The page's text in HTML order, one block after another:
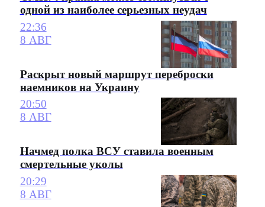
одной из наиболее серьезных неудач
22:36
8 АВГ
Раскрыт новый маршрут переброски
наемников на Украину
20:50
8 АВГ
Начмед полка ВСУ ставила военным
смертельные уколы
20:29
8 АВГ